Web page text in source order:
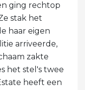
ging rechtop
stak het
haar eigen
arriveerde,
zakte
het stel's twee
heeft een